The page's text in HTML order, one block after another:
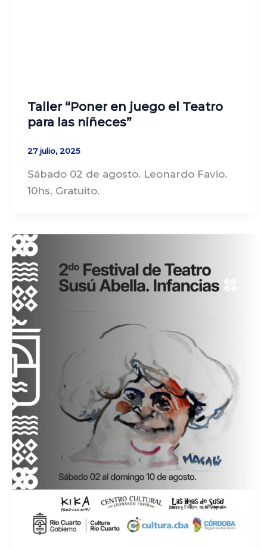
Taller “Poner en juego el Teatro
para las niñeces”
27 julio, 2025
Sábado 02 de agosto. Leonardo Favio.
10hs. Gratuito.